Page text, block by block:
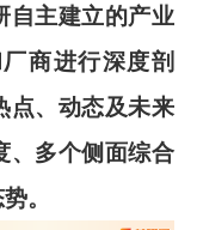
自主建立的产业
商进行深度剖
点、动态及未来
、多个侧面综合
。